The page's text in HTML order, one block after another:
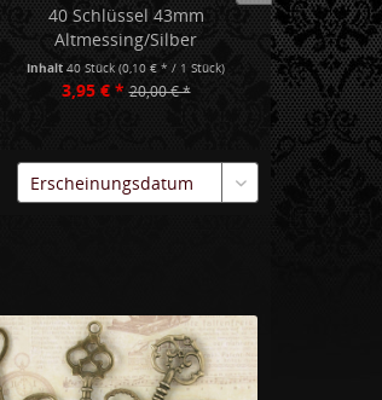
40 Schlüssel 43mm
Altmessing/Silber
Inhalt 40 Stück (0,10 € * / 1 Stück)
3,95 € * 20,00 € *
10
Inhalt10
1,00